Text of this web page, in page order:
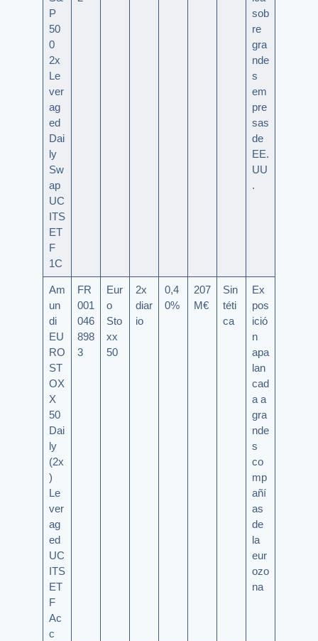
P
50
0
2x
Le
ver
ag
ed
Dai
ly
Sw
ap
UC
ITS
ET
F
1C
sob
re
gra
nde
s
em
pre
sas
de
EE.
UU
.
Am
un
di
EU
RO
ST
OX
X
50
Dai
ly
(2x
)
Le
ver
ag
ed
UC
ITS
ET
F
Ac
c
FR
001
046
898
3
Eur
o
Sto
xx
50
2x
diar
io
0,4
0%
207
M€
Sin
téti
ca
Ex
pos
ició
n
apa
lan
cad
a a
gra
nde
s
co
mp
añí
as
de
la
eur
ozo
na